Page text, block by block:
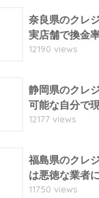
奈良県のクレ
実店舗で換金
12190 views
静岡県のクレ
可能な自分で
12177 views
福島県のクレ
は悪徳な業者
11750 views